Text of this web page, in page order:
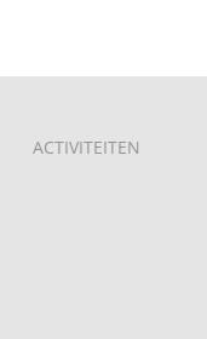
ACTIVITEITEN